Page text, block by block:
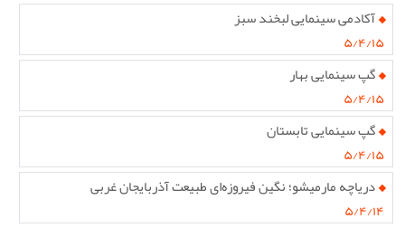
آکادمی سینمایی لبخند سبز
۵/۴/۱۵
گپ سینمایی بهار
۵/۴/۱۵
گپ سینمایی تابستان
۵/۴/۱۵
دریاچه مارمیشو؛ نگین فیروزه‌ای طبیعت آذربایجان غربی
۵/۴/۱۴